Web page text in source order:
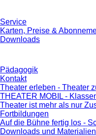
Service
Karten, Preise &
Downloads
Pädagogik
Kontakt
Theater erleben - Theater
THEATER MOBIL -
Theater ist mehr als nur
Fortbildungen
Auf die Bühne fertig los -
Downloads und Materialien